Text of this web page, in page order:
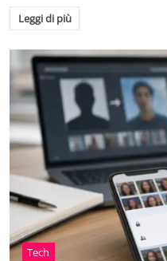
Leggi di più
Tech